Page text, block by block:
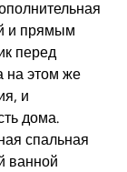
и прямым
перед
на этом же
и
дома.
спальная
ванной